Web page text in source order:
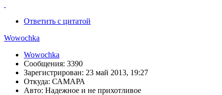
Ответить с цитатой
Wowochka
Wowochka
Сообщения: 3390
Зарегистрирован: 23 май 2013, 19:27
Откуда: САМАРА
Авто: Надежное и не прихотливое